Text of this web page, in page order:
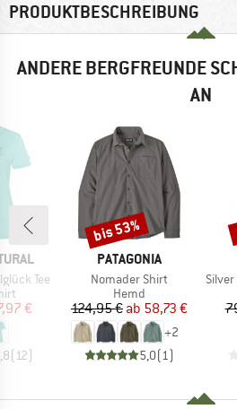
PRODUKTBESCHREIBUNG
ANDERE BERGFREUNDE
AN
Tee
Preis
€
(12)
MARKE
PATAGONIA
Artikel
Nomader Shirt
Produktgruppe
Hemd
Preis
124,95 € reduzierter Preis
ab 58,73 €
+2
5,0(1 )
Rabatt
bis 53%
Artikel
Silver